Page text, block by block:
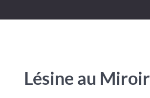
Lésine au Miroir